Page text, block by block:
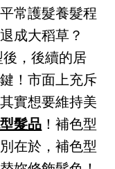
常護髮養髮程
成大稻草？
後，後續的居
！市面上充斥
實想要維持美
髮品 ！補色型
在於，補色型